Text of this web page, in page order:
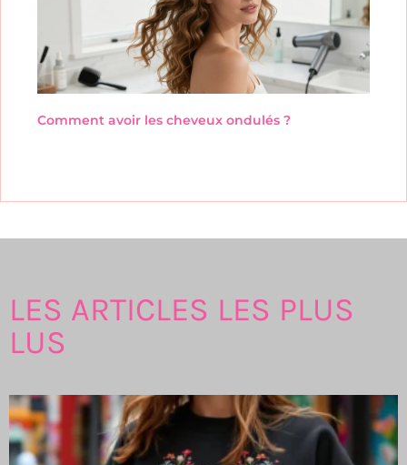
Comment avoir les cheveux ondulés ?
LES ARTICLES LES PLUS
LUS